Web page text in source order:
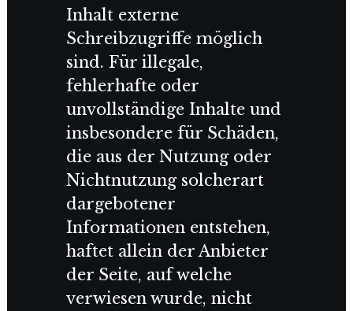
Inhalt externe
Schreibzugriffe möglich
sind. Für illegale,
fehlerhafte oder
unvollständige Inhalte und
insbesondere für Schäden,
die aus der Nutzung oder
Nichtnutzung solcherart
dargebotener
Informationen entstehen,
haftet allein der Anbieter
der Seite, auf welche
verwiesen wurde, nicht